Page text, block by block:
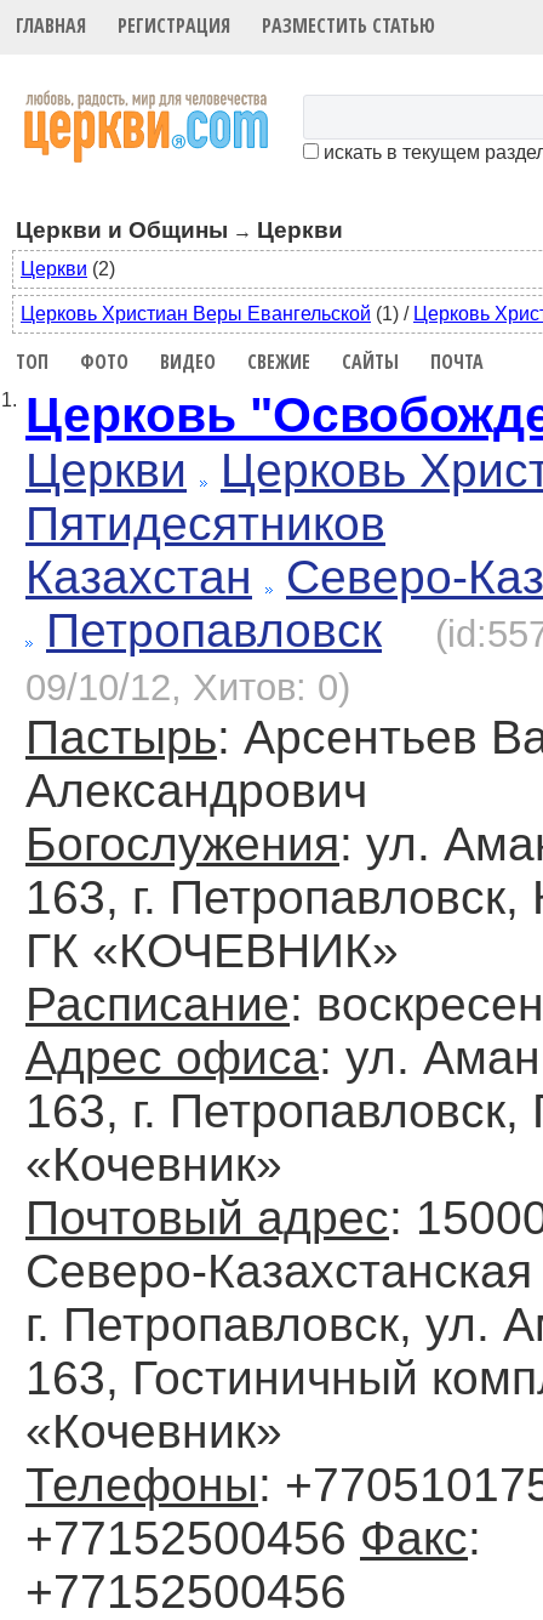
ГЛАВНАЯ РЕГИСТРАЦИЯ РАЗМЕСТИТЬ СТАТЬЮ
искать в текущем
Церкви и Общины → Церкви
Церкви (2)
Церковь Христиан Веры Евангельской (1) / Церковь
ТОП ФОТО ВИДЕО СВЕЖИЕ САЙТЫ ПОЧТА
1. Церковь
Церкви
Церковь
Пятидесятников
Казахстан
Северо-
Петропавловск
09/10/12, Хитов: 0)
Пастырь: Арсентьев
Александрович
Богослужения: ул.
163, г. Петропавловск,
ГК «КОЧЕВНИК»
Расписание:
Адрес офиса: ул.
163, г. Петропавловск,
«Кочевник»
Почтовый адрес:
Северо-
г. Петропавловск, ул.
163, Гостиничный
«Кочевник»
Телефоны:
+77152500456 Факс:
+77152500456